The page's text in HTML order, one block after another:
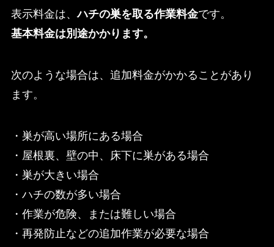
表示料金は、ハチの巣を取る作業料金です。
基本料金は別途かかります。
次のような場合は、追加料金がかかることがあり
ます。
・巣が高い場所にある場合
・屋根裏、壁の中、床下に巣がある場合
・巣が大きい場合
・ハチの数が多い場合
・作業が危険、または難しい場合
・再発防止などの追加作業が必要な場合